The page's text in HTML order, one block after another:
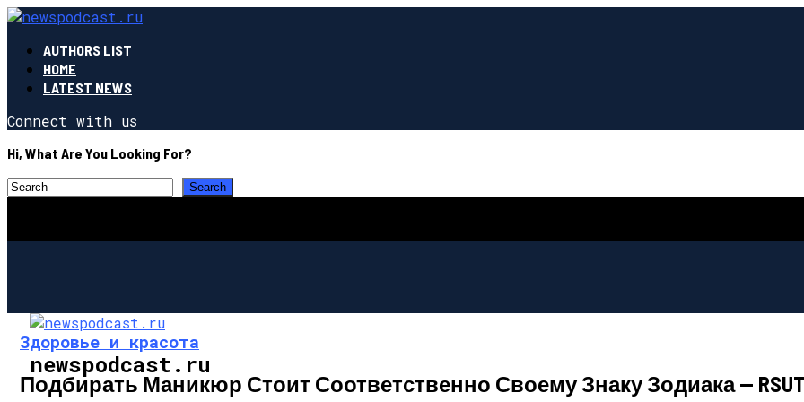
AUTHORS LIST
HOME
LATEST NEWS
Connect with us
Hi, What Are You Looking For?
newspodcast.ru
Здоровье и красота
Подбирать Маникюр Стоит Соответственно Своему Знаку Зодиака —